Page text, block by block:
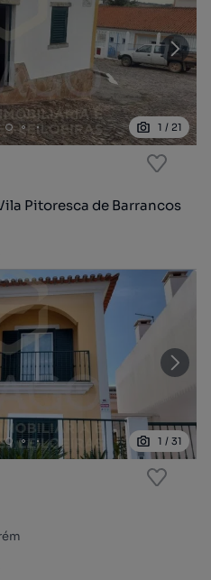
1 / 21
Pitoresca de Barrancos
1 / 31